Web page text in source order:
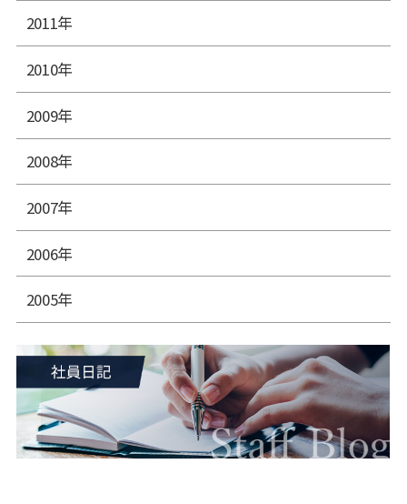
2011年
2010年
2009年
2008年
2007年
2006年
2005年